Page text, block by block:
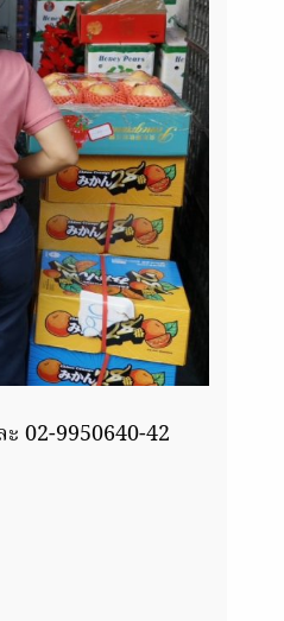
02-9950640-42